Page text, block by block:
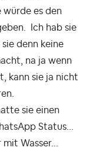
es den
Ich hab sie
denn keine
na ja wenn
kann sie ja nicht
sie einen
Status...
Wasser...